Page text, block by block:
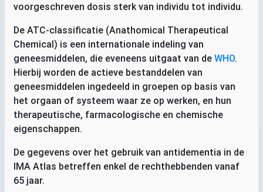
voorgeschreven dosis sterk van individu tot individu.
De ATC-classificatie (Anathomical Therapeutical
Chemical) is een internationale indeling van
geneesmiddelen, die eveneens uitgaat van de WHO.
Hierbij worden de actieve bestanddelen van
geneesmiddelen ingedeeld in groepen op basis van
het orgaan of systeem waar ze op werken, en hun
therapeutische, farmacologische en chemische
eigenschappen.
De gegevens over het gebruik van antidementia in de
IMA Atlas betreffen enkel de rechthebbenden vanaf
65 jaar.